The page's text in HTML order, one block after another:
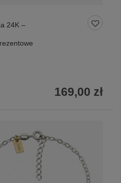
24K –
169,00 zł